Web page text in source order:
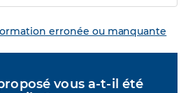
erronée ou manquante
vous a-t-il été